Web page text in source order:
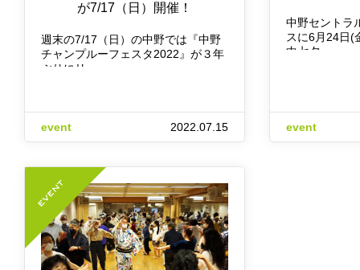
が7/17（日）開催！
週末の7/17（日）の中野では『中野
チャンプルーフェスタ2022』が３年
ぶりにリ…
event 2022.07.15
中野セントラ
スに6月24日(
中七夕…
event